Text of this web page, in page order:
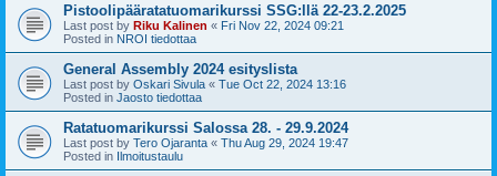
Pistoolipääratatuomarikurssi SSG:llä 22-23.2.2025
Last post by Riku Kalinen « Fri Nov 22, 2024 09:21
Posted in NROI tiedottaa
General Assembly 2024 esityslista
Last post by Oskari Sivula « Tue Oct 22, 2024 13:16
Posted in Jaosto tiedottaa
Ratatuomarikurssi Salossa 28. - 29.9.2024
Last post by Tero Ojaranta « Thu Aug 29, 2024 19:47
Posted in Ilmoitustaulu